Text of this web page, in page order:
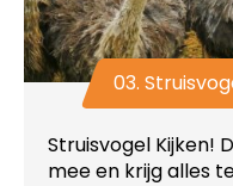
03.
Struisvogel Kijken!
mee en krijg alles